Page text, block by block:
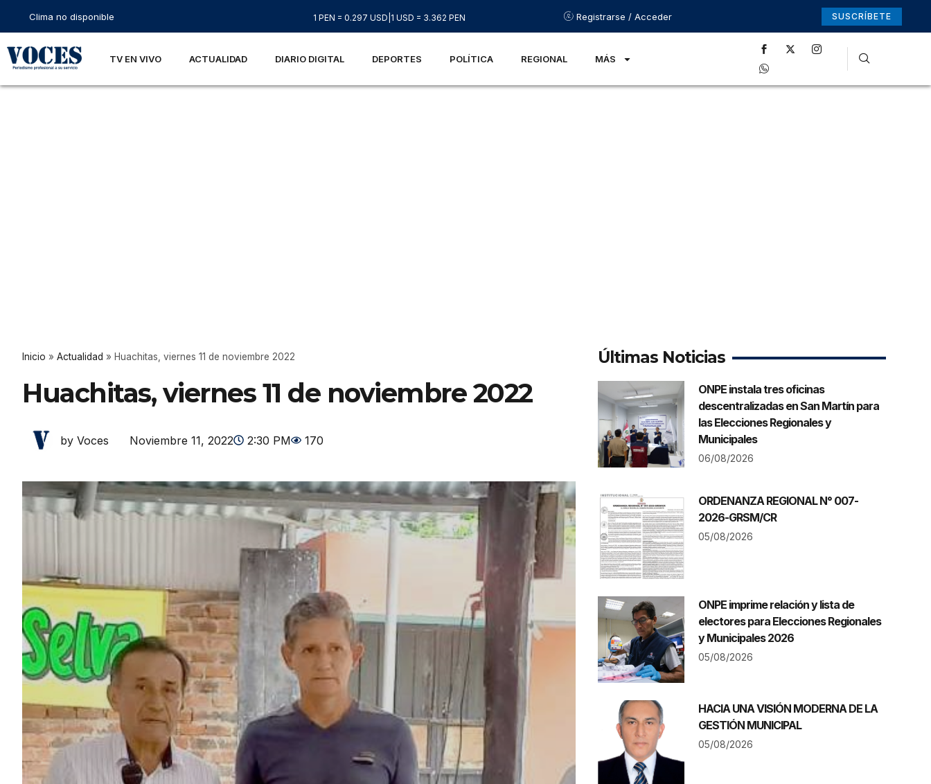
Clima no disponible 1 PEN = 0.297 USD 1 USD = 3.362 PEN Registrarse / Acceder SUSCRÍBETE
TV EN VIVO ACTUALIDAD DIARIO DIGITAL DEPORTES POLÍTICA REGIONAL MÁS
Inicio » Actualidad » Huachitas, viernes 11 de noviembre 2022
Huachitas, viernes 11 de noviembre 2022
by Voces Noviembre 11, 2022 2:30 PM 170
Últimas Noticias
ONPE instala tres oficinas
descentralizadas en San Martín para
las Elecciones Regionales y
Municipales
06/08/2026
ORDENANZA REGIONAL N° 007-
2026-GRSM/CR
05/08/2026
ONPE imprime relación y lista de
electores para Elecciones Regionales
y Municipales 2026
05/08/2026
HACIA UNA VISIÓN MODERNA DE LA
GESTIÓN MUNICIPAL
05/08/2026